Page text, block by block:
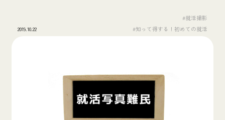
2019.10.22
#就活撮影
#知って得する！初めての就活